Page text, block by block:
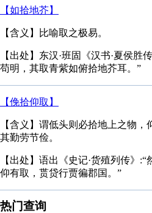
【如拾地芥】
【含义】比喻取之极易。
【出处】东汉·班固《汉书·夏侯胜
苟明，其取青紫如俯拾地芥耳。”
【俛拾仰取】
【含义】谓低头则必拾地上之物
其勤劳节俭。
【出处】语出《史记·货殖列传》
仰有取，贳贷行贾徧郡国。”
热门查询